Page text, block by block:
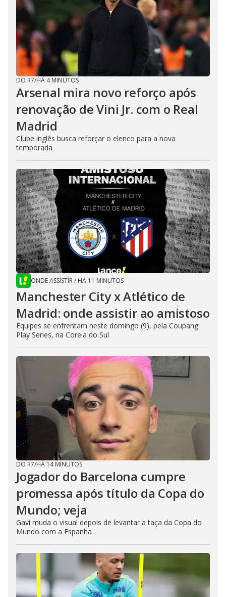
DO R7/HÁ 4 MINUTOS
Arsenal mira novo reforço após
renovação de Vini Jr. com o Real
Madrid
Clube inglês busca reforçar o elenco para a nova
temporada
ONDE ASSISTIR/ HÁ 11 MINUTOS
Manchester City x Atlético de
Madrid: onde assistir ao amistoso
Equipes se enfrentam neste domingo (9), pela Coupang
Play Series, na Coreia do Sul
DO R7/HÁ 14 MINUTOS
Jogador do Barcelona cumpre
promessa após título da Copa do
Mundo; veja
Gavi muda o visual depois de levantar a taça da Copa do
Mundo com a Espanha